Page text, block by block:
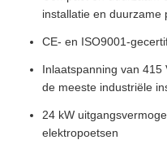
installatie en duurzame
CE- en ISO9001-
Inlaatspanning van 415
de meeste industriële
24 kW
elektropoetsen